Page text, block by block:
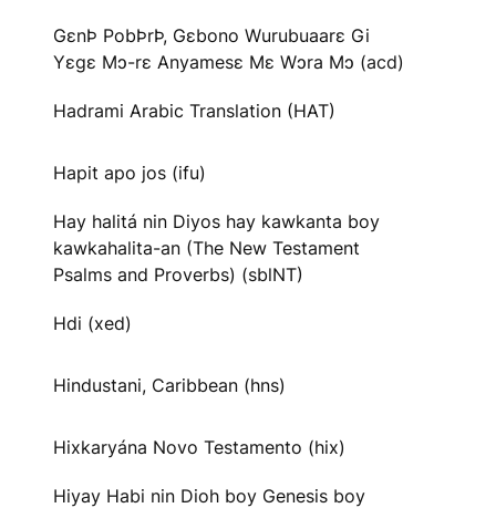
GɛnÞ PobÞrÞ, Gɛbono Wurubuaarɛ Gi
Yɛgɛ Mɔ-rɛ Anyamesɛ Mɛ Wɔra Mɔ (acd)
Hadrami Arabic Translation (HAT)
Hapit apo jos (ifu)
Hay halitá nin Diyos hay kawkanta boy
kawkahalita-an (The New Testament
Psalms and Proverbs) (sblNT)
Hdi (xed)
Hindustani, Caribbean (hns)
Hixkaryána Novo Testamento (hix)
Hiyay Habi nin Dioh boy Genesis boy